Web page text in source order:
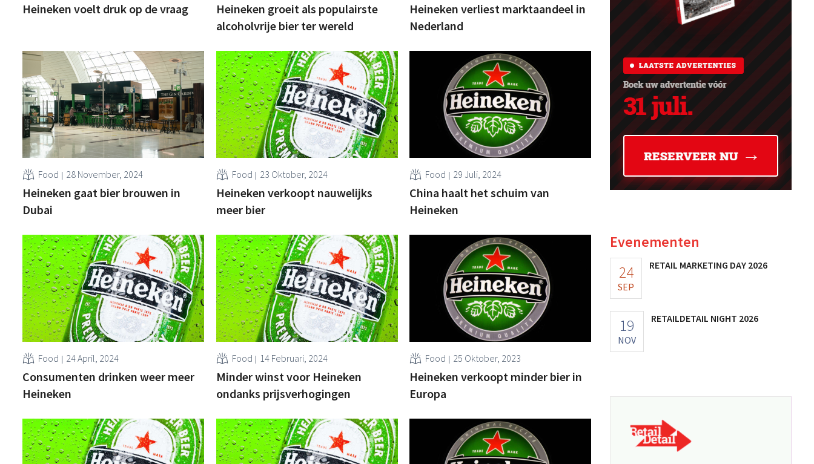
Heineken voelt druk op de vraag
Heineken groeit als populairste
alcoholvrije bier ter wereld
Heineken verliest marktaandeel in
Nederland
Food 28 November, 2024
Heineken gaat bier brouwen in
Dubai
Food 23 Oktober, 2024
Heineken verkoopt nauwelijks
meer bier
Food 29 Juli, 2024
China haalt het schuim van
Heineken
Food 24 April, 2024
Consumenten drinken weer meer
Heineken
Food 14 Februari, 2024
Minder winst voor Heineken
ondanks prijsverhogingen
Food 25 Oktober, 2023
Heineken verkoopt minder bier in
Europa
Evenementen
24
SEP
RETAIL MARKETING DAY 2026
19
NOV
RETAILDETAIL NIGHT 2026